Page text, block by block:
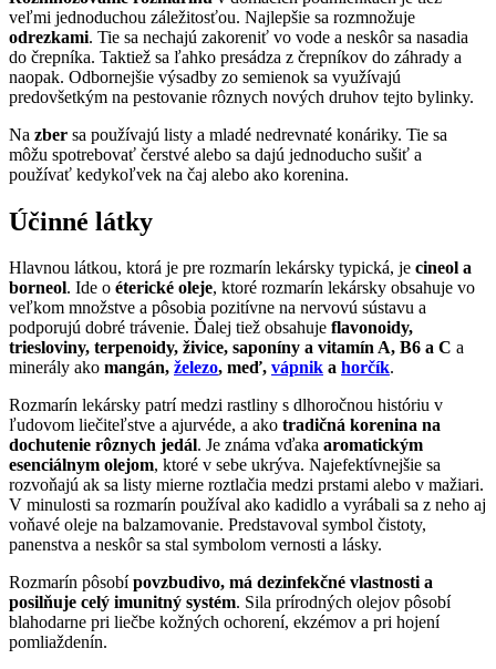
veľmi jednoduchou záležitosťou. Najlepšie sa rozmnožuje
odrezkami. Tie sa nechajú zakoreniť vo vode a neskôr sa nasadia
do črepníka. Taktiež sa ľahko presádza z črepníkov do záhrady a
naopak. Odbornejšie výsadby zo semienok sa využívajú
predovšetkým na pestovanie rôznych nových druhov tejto bylinky.
Na zber sa používajú listy a mladé nedrevnaté konáriky. Tie sa
môžu spotrebovať čerstvé alebo sa dajú jednoducho sušiť a
používať kedykoľvek na čaj alebo ako korenina.
Účinné látky
Hlavnou látkou, ktorá je pre rozmarín lekársky typická, je cineol a
borneol. Ide o éterické oleje, ktoré rozmarín lekársky obsahuje vo
veľkom množstve a pôsobia pozitívne na nervovú sústavu a
podporujú dobré trávenie. Ďalej tiež obsahuje flavonoidy,
triesloviny, terpenoidy, živice, saponíny a vitamín A, B6 a C a
minerály ako mangán, železo, meď, vápnik a horčík.
Rozmarín lekársky patrí medzi rastliny s dlhoročnou históriu v
ľudovom liečiteľstve a ajurvéde, a ako tradičná korenina na
dochutenie rôznych jedál. Je známa vďaka aromatickým
esenciálnym olejom, ktoré v sebe ukrýva. Najefektívnejšie sa
rozvoňajú ak sa listy mierne roztlačia medzi prstami alebo v mažiari.
V minulosti sa rozmarín používal ako kadidlo a vyrábali sa z neho aj
voňavé oleje na balzamovanie. Predstavoval symbol čistoty,
panenstva a neskôr sa stal symbolom vernosti a lásky.
Rozmarín pôsobípovzbudivo, má dezinfekčné vlastnosti a
posilňuje celý imunitný systém. Sila prírodných olejov pôsobí
blahodarne pri liečbe kožných ochorení, ekzémov a pri hojení
pomliaždenín.